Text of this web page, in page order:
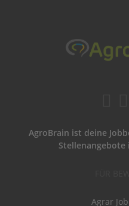
AgroBrain ist deine
Stellenangebote
Agrar